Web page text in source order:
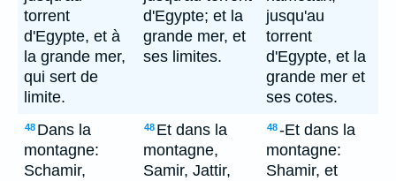
torrent
d'Egypte, et à
la grande mer,
qui sert de
limite.
d'Egypte; et la
grande mer, et
ses limites.
jusqu'au
torrent
d'Egypte, et la
grande mer et
ses cotes.
48 Dans la
montagne:
Schamir,
48 Et dans la
montagne,
Samir, Jattir,
48-Et dans la
montagne:
Shamir, et